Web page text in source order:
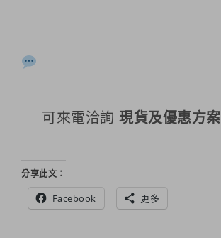
可來電洽詢現貨及優惠方案
分享此文：
Facebook 更多